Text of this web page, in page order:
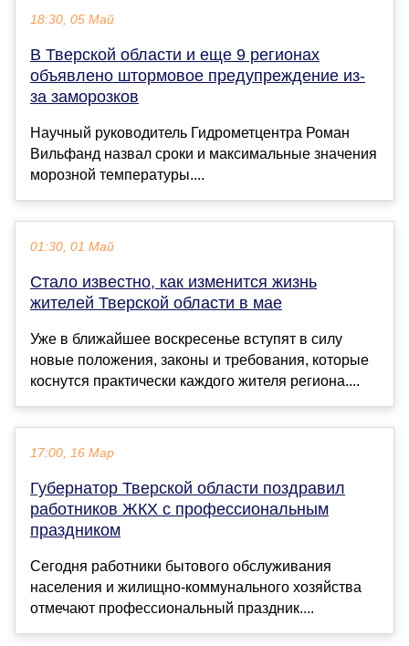
18:30, 05 Май
В Тверской области и еще 9 регионах
объявлено штормовое предупреждение из-
за заморозков
Научный руководитель Гидрометцентра Роман
Вильфанд назвал сроки и максимальные значения
морозной температуры....
01:30, 01 Май
Стало известно, как изменится жизнь
жителей Тверской области в мае
Уже в ближайшее воскресенье вступят в силу
новые положения, законы и требования, которые
коснутся практически каждого жителя региона....
17:00, 16 Мар
Губернатор Тверской области поздравил
работников ЖКХ с профессиональным
праздником
Сегодня работники бытового обслуживания
населения и жилищно-коммунального хозяйства
отмечают профессиональный праздник....